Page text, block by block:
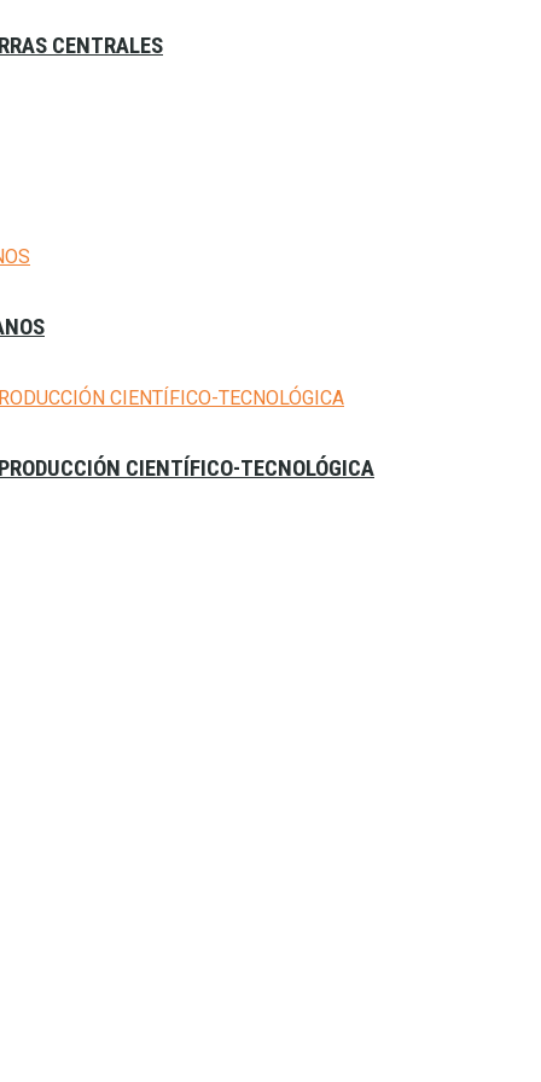
CENTRALES
CIENTÍFICO-TECNOLÓGICA